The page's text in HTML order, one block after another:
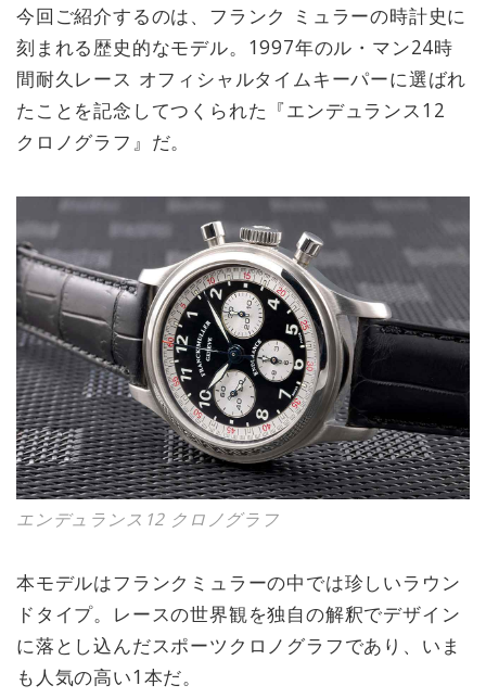
今回ご紹介するのは、フランク ミュラーの時計史に
刻まれる歴史的なモデル。1997年のル・マン24時
間耐久レース オフィシャルタイムキーパーに選ばれ
たことを記念してつくられた『エンデュランス12
クロノグラフ』だ。
エンデュランス12 クロノグラフ
本モデルはフランクミュラーの中では珍しいラウン
ドタイプ。レースの世界観を独自の解釈でデザイン
に落とし込んだスポーツクロノグラフであり、いま
も人気の高い1本だ。